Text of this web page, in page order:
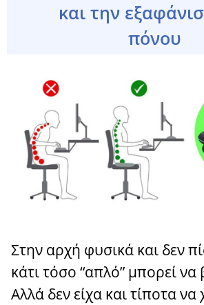
και την
πόνου
Στην αρχή φυσικά και δεν
κάτι τόσο “απλό” μπορεί να
Αλλά δεν είχα και τίποτα